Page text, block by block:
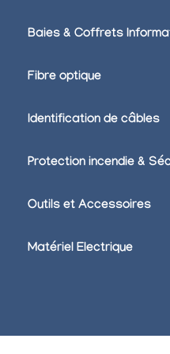
Baies & Coffrets
Fibre optique
Identification de câbles
Protection incendie &
Outils et Accessoires
Matériel Electrique